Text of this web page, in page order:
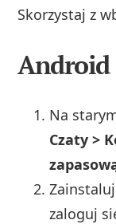
Skorzystaj z
Android
Na
Czaty >
zaloguj